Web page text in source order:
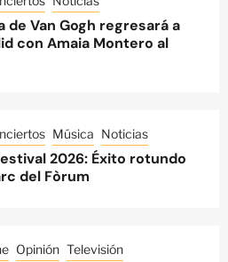
de Van Gogh regresará a
con Amaia Montero al
Música Noticias
2026: Éxito rotundo
del Fòrum
Opinión Televisión